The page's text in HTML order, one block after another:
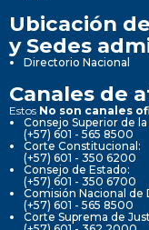
Ubicación
y Sedes
Directorio Nacional
Canales de
Estos No son canales
Consejo Superior de
(+57) 601 - 565 8500
Corte Constitucional:
(+57) 601 - 350 6200
Consejo de Estado:
(+57) 601 - 350 6700
Comisión Nacional de
(+57) 601 - 565 8500
Corte Suprema de